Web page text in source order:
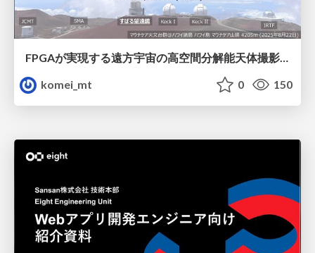
FPGAが実現する遠方宇宙の高空間分解能天体撮影 -大型地上望遠鏡の視力を補正する「補償光学」とは？-
komei_mt
0 150